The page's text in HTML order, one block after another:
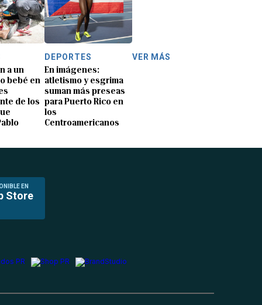
a un
bebé en
de los
DEPORTES
En imágenes:
atletismo y esgrima
suman más preseas
para Puerto Rico en
los
Centroamericanos
VER MÁS
EN
Store